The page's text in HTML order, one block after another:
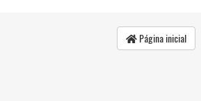
Página inicial